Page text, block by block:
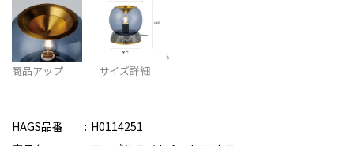
商品アップ サイズ詳細
HAGS品番
H0114251